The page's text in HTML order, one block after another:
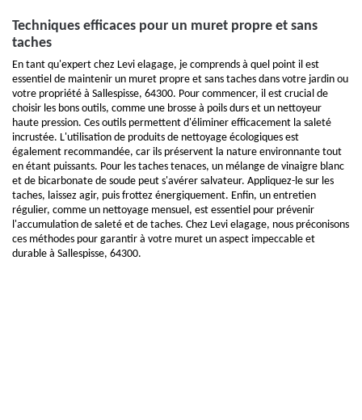
Techniques efficaces pour un muret propre et sans
taches
En tant qu'expert chez Levi elagage, je comprends à quel point il est
essentiel de maintenir un muret propre et sans taches dans votre jardin ou
votre propriété à Sallespisse, 64300. Pour commencer, il est crucial de
choisir les bons outils, comme une brosse à poils durs et un nettoyeur
haute pression. Ces outils permettent d'éliminer efficacement la saleté
incrustée. L'utilisation de produits de nettoyage écologiques est
également recommandée, car ils préservent la nature environnante tout
en étant puissants. Pour les taches tenaces, un mélange de vinaigre blanc
et de bicarbonate de soude peut s'avérer salvateur. Appliquez-le sur les
taches, laissez agir, puis frottez énergiquement. Enfin, un entretien
régulier, comme un nettoyage mensuel, est essentiel pour prévenir
l'accumulation de saleté et de taches. Chez Levi elagage, nous préconisons
ces méthodes pour garantir à votre muret un aspect impeccable et
durable à Sallespisse, 64300.